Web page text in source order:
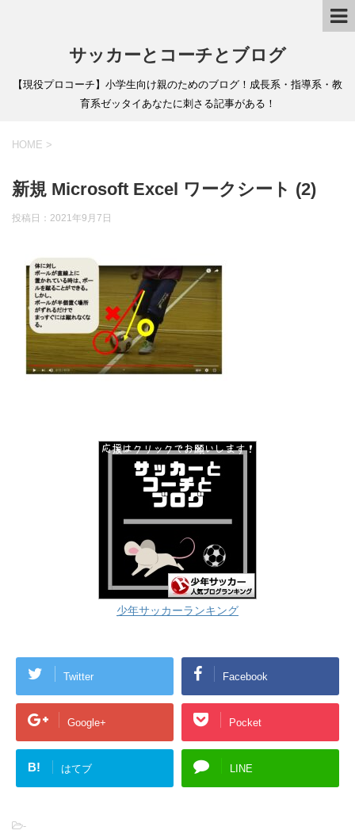
サッカーとコーチとブログ
【現役プロコーチ】小学生向け親のためのブログ！成長系・指導系・教
育系ゼッタイあなたに刺さる記事がある！
HOME >
新規 Microsoft Excel ワークシート (2)
投稿日： 2021年9月7日
少年サッカーランキング
Twitter Facebook
Google+ Pocket
B! はてブ LINE
-